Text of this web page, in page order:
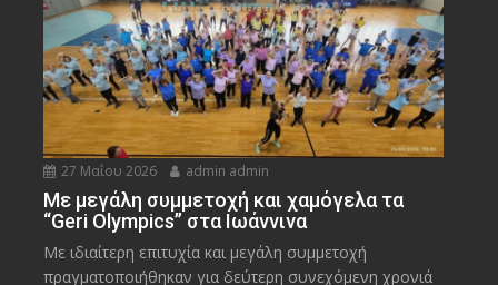
27 Μαΐου 2026 admin admin
Με μεγάλη συμμετοχή και χαμόγελα τα
“Geri Olympics” στα Ιωάννινα
Με ιδιαίτερη επιτυχία και μεγάλη συμμετοχή
πραγματοποιήθηκαν για δεύτερη συνεχόμενη χρονιά